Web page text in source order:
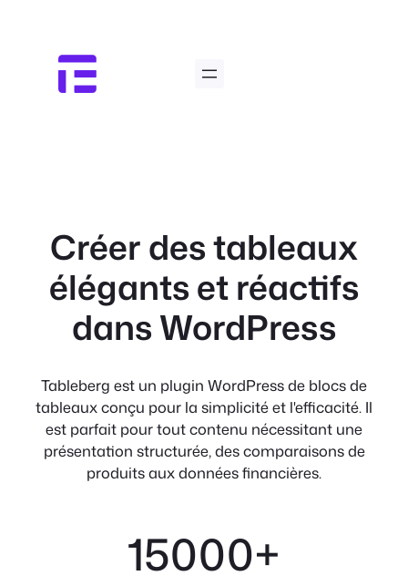
contenu
Créer des tableaux
élégants et réactifs
dans WordPress
Tableberg est un plugin WordPress de blocs de
tableaux conçu pour la simplicité et l'efficacité. Il
est parfait pour tout contenu nécessitant une
présentation structurée, des comparaisons de
produits aux données financières.
15000+